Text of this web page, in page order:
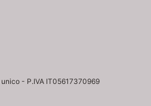
- P.IVA IT05617370969